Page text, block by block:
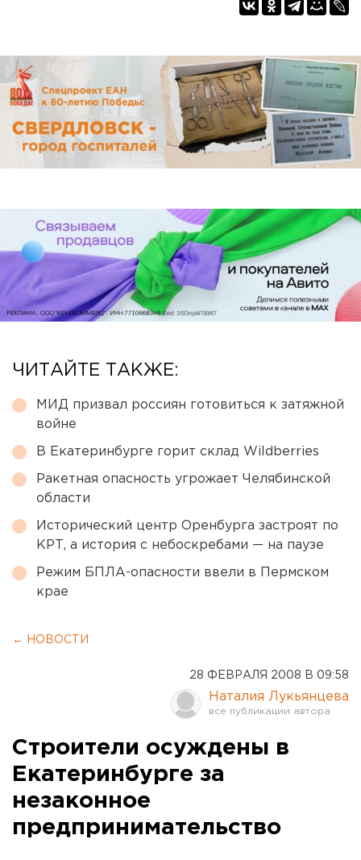
ЧИТАЙТЕ ТАКЖЕ:
МИД призвал россиян готовиться к затяжной
войне
В Екатеринбурге горит склад Wildberries
Ракетная опасность угрожает Челябинской
области
Исторический центр Оренбурга застроят по
КРТ, а история с небоскребами — на паузе
Режим БПЛА-опасности ввели в Пермском
крае
← НОВОСТИ
28 ФЕВРАЛЯ 2008 В 09:58
Наталия Лукьянцева
Строители осуждены в
Екатеринбурге за
незаконное
предпринимательство